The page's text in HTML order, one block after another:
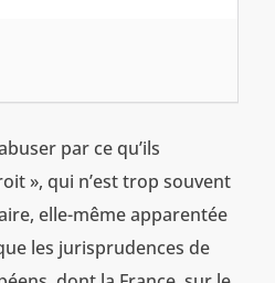
par ce qu’ils
», qui n’est trop souvent
elle-même apparentée
les jurisprudences de